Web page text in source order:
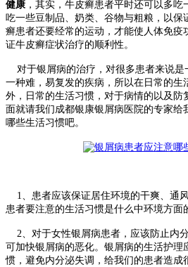
健康 ，其实，牛皮癣患者平时还可以多
吃一些豆制品、奶类、谷物与粗粮，以保
癣患者还要经常的运动，才能使人体免疫
证牛皮癣症状治疗的顺利性。
对于银屑病的治疗，对很多患者来说是
一种难，易复发的疾病，所以在日常的生
外，日常的生活习惯，对于病情的以及防
面就请我们成都银康银屑病医院的专家给
哪些生活习惯吧。
1、患者应该保证居住环境的干爽、通
患者要注意的生活习惯是什么中环境方面
2、对于女性银屑病患者，应该防止内
可加快银屑病的恶化。银屑病的生活护理
惯，避免内分泌失调，给我们的患者造成